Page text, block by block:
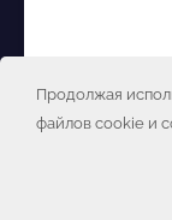
Продолжая
файлов cookie и